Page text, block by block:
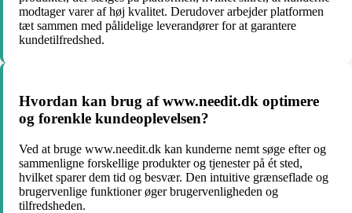
modtager varer af høj kvalitet. Derudover arbejder platformen
tæt sammen med pålidelige leverandører for at garantere
kundetilfredshed.
Hvordan kan brug af www.needit.dk optimere
og forenkle kundeoplevelsen?
Ved at bruge www.needit.dk kan kunderne nemt søge efter og
sammenligne forskellige produkter og tjenester på ét sted,
hvilket sparer dem tid og besvær. Den intuitive grænseflade og
brugervenlige funktioner øger brugervenligheden og
tilfredsheden.